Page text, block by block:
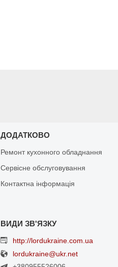
ДОДАТКОВО
Ремонт кухонного обладнання
Сервісне обслуговування
Контактна інформація
http://lordukraine.com.ua
lordukraine@ukr.net